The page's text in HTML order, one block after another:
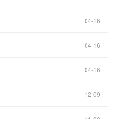
04-16
04-16
04-16
12-09